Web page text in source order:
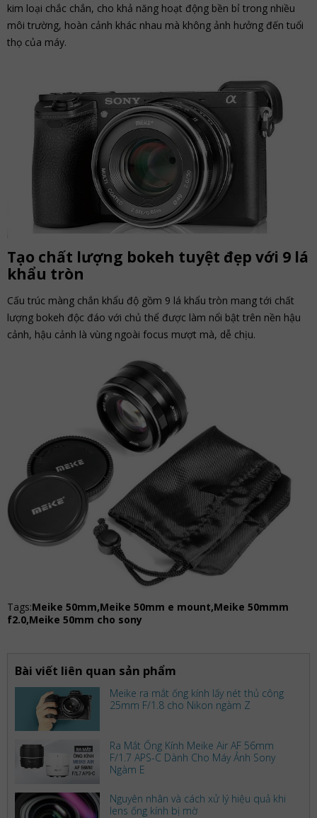
kim loại chắc chắn, cho khả năng hoạt động bền bỉ trong nhiều
môi trường, hoàn cảnh khác nhau mà không ảnh hưởng đến tuổi
thọ của máy.
Tạo chất lượng bokeh tuyệt đẹp với 9 lá
khẩu tròn
Cấu trúc màng chắn khẩu độ gồm 9 lá khẩu tròn mang tới chất
lượng bokeh độc đáo với chủ thể được làm nổi bật trên nền hậu
cảnh, hậu cảnh là vùng ngoài focus mượt mà, dễ chịu.
Tags:Meike 50mm,Meike 50mm e mount,Meike 50mmm
f2.0,Meike 50mm cho sony
Bài viết liên quan sản phẩm
Meike ra mắt ống kính lấy nét thủ công
25mm F/1.8 cho Nikon ngàm Z
Ra Mắt Ống Kính Meike Air AF 56mm
F/1.7 APS-C Dành Cho Máy Ảnh Sony
Ngàm E
Nguyên nhân và cách xử lý hiệu quả khi
lens ống kính bị mờ